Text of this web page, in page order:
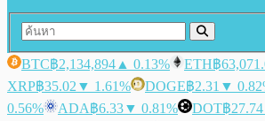
BTC฿2,134,894 ▲ 0.13% ETH฿
XRP฿35.02 ▼ 1.61% DOGE฿2.31 ▼
0.56%
ADA฿6.33▼ 0.81% DOT฿27.74